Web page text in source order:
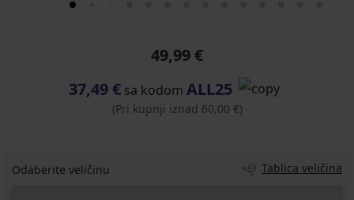
49,99 €
37,49 €sa kodom ALL25
(Pri kupnji iznad 60,00 €)
Odaberite veličinu Tablica veličina